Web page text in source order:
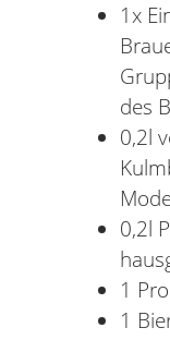
1x
des
0,2l
0,2l
1
1